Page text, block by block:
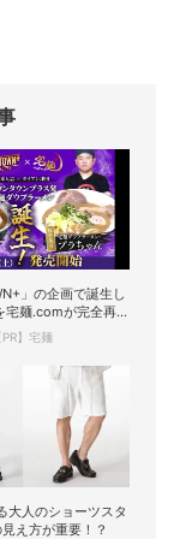
」の企画で誕生し
宅麺.comが完全再
現！
PR】宅麺
大人のショーツスタ
え方が重要！？